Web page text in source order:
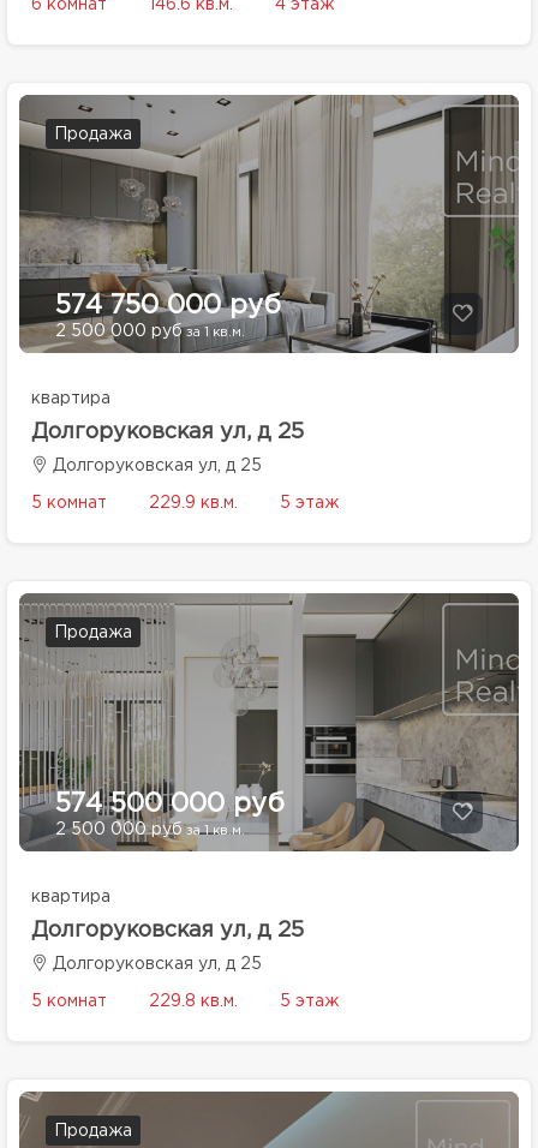
6 комнат 146.6 кв.м. 4 этаж
Продажа
574 750 000 руб
2 500 000 руб за 1 кв.м.
квартира
Долгоруковская ул, д 25
Долгоруковская ул, д 25
5 комнат 229.9 кв.м. 5 этаж
Продажа
574 500 000 руб
2 500 000 рубза 1 кв.м.
квартира
Долгоруковская ул, д 25
Долгоруковская ул, д 25
5 комнат 229.8 кв.м. 5 этаж
Продажа